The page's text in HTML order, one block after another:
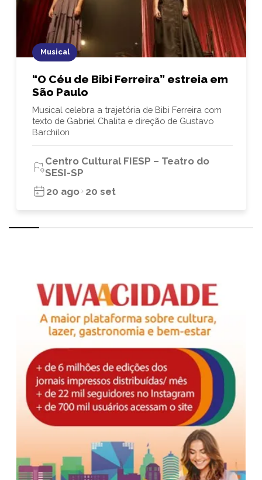
Musical
“O Céu de Bibi Ferreira” estreia em
São Paulo
Musical celebra a trajetória de Bibi Ferreira com
texto de Gabriel Chalita e direção de Gustavo
Barchilon
Centro Cultural FIESP – Teatro do
SESI-SP
20 ago 20 set